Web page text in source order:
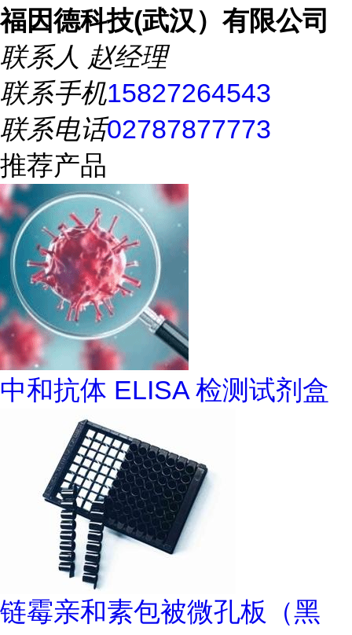
福因德科技(武汉）有限公司
联系人 赵经理
联系手机15827264543
联系电话02787877773
推荐产品
中和抗体 ELISA 检测试剂盒
链霉亲和素包被微孔板（黑